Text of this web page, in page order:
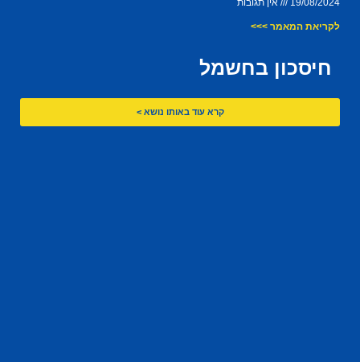
19/08/2024 אין תגובות
לקריאת המאמר >>>
חיסכון בחשמל
קרא עוד באותו נושא >